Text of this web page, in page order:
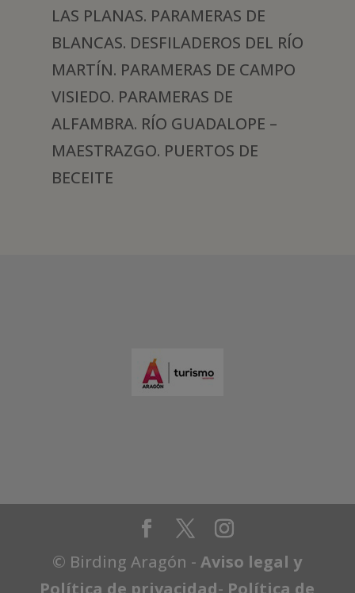
LAS PLANAS. PARAMERAS DE
BLANCAS. DESFILADEROS DEL RÍO
MARTÍN. PARAMERAS DE CAMPO
VISIEDO. PARAMERAS DE
ALFAMBRA. RÍO GUADALOPE –
MAESTRAZGO. PUERTOS DE
BECEITE
© Birding Aragón -Aviso legal y
Política de privacidad- Política de